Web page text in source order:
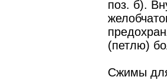
поз. б).
(петлю)
Сжимы